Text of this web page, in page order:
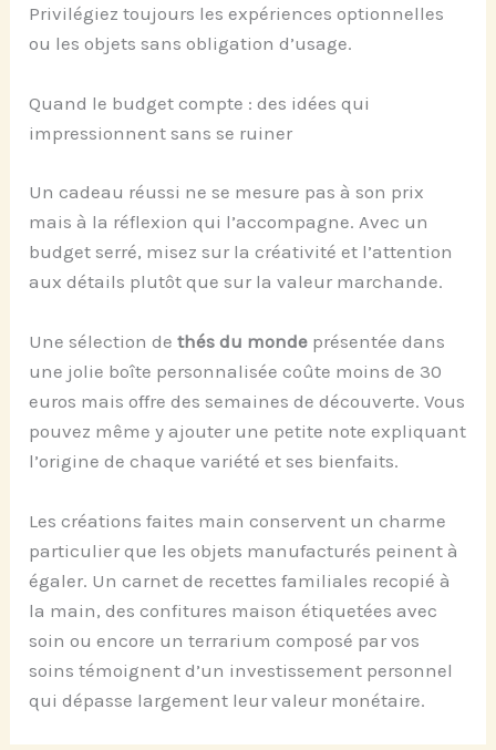
Privilégiez toujours les expériences optionnelles
ou les objets sans obligation d’usage.
Quand le budget compte : des idées qui
impressionnent sans se ruiner
Un cadeau réussi ne se mesure pas à son prix
mais à la réflexion qui l’accompagne. Avec un
budget serré, misez sur la créativité et l’attention
aux détails plutôt que sur la valeur marchande.
Une sélection dethés du monde présentée dans
une jolie boîte personnalisée coûte moins de 30
euros mais offre des semaines de découverte. Vous
pouvez même y ajouter une petite note expliquant
l’origine de chaque variété et ses bienfaits.
Les créations faites main conservent un charme
particulier que les objets manufacturés peinent à
égaler. Un carnet de recettes familiales recopié à
la main, des confitures maison étiquetées avec
soin ou encore un terrarium composé par vos
soins témoignent d’un investissement personnel
qui dépasse largement leur valeur monétaire.